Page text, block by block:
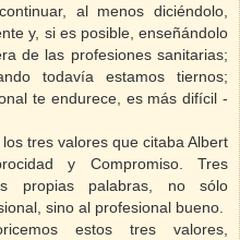
al menos diciéndolo,
y, si es posible, enseñándolo
de las profesiones sanitarias;
todavía estamos tiernos;
te endurece, es más difícil -
tres valores que citaba Albert
y Compromiso. Tres
propias palabras, no sólo
sino al profesional bueno.
estos tres valores,